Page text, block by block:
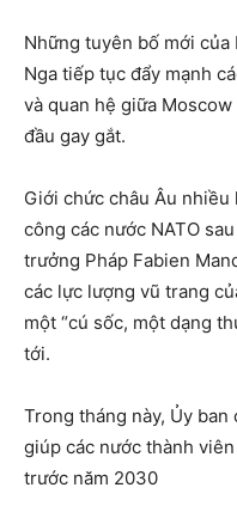
Những tuyên bố mới
Nga tiếp tục đẩy mạnh
và quan hệ giữa
đầu gay gắt.
Giới chức châu Âu nhiều
công các nước NATO
trưởng Pháp Fabien
các lực lượng vũ trang
một “cú sốc, một dạng
tới.
Trong tháng này, Ủy
giúp các nước thành
trước năm 2030